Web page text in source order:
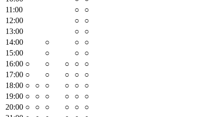
11 :00 ○
○
12:00 ○
○
13:00 ○
○
14:00 ○ ○
○
15:00 ○ ○
○
16:00 ○ ○ ○ ○
○
17:00 ○ ○ ○ ○
○
18:00 ○ ○ ○ ○ ○
○
19:00 ○ ○ ○ ○ ○
○
20:00 ○ ○ ○ ○ ○
○